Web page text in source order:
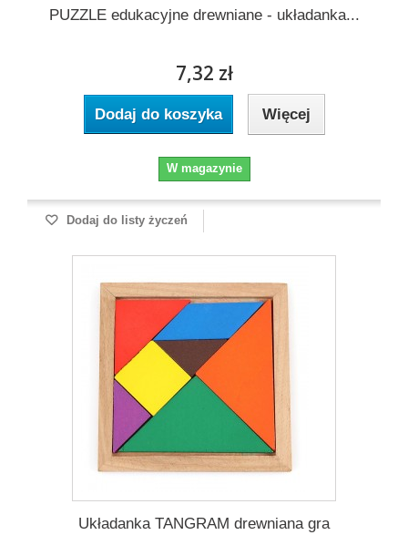
PUZZLE edukacyjne drewniane - układanka...
7,32 zł
Dodaj do koszyka Więcej
W magazynie
Dodaj do listy życzeń
Układanka TANGRAM drewniana gra